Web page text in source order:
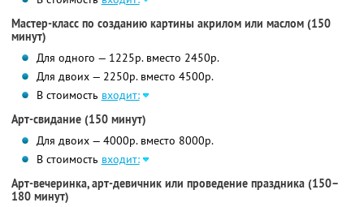
Мастер-класс по созданию картины акрилом или маслом (150
минут)
Для одного — 1225р. вместо 2450р.
Для двоих — 2250р. вместо 4500р.
В стоимость входит:
Арт-свидание (150 минут)
Для двоих — 4000р. вместо 8000р.
В стоимость входит:
Арт-вечеринка, арт-девичник или проведение праздника (150–
180 минут)